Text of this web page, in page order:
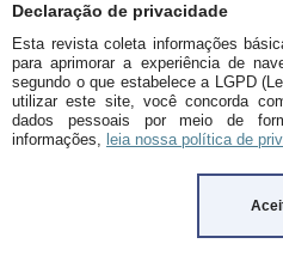
Declaração de privacidade
Esta revista coleta informações
para aprimorar a experiência de
segundo o que estabelece a LGPD
utilizar este site, você concorda
dados pessoais por meio de
informações, leia nossa política de